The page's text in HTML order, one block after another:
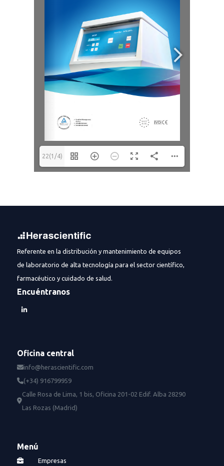
22(1/4)
Referente en la distribución y mantenimiento de equipos
de laboratorio de alta tecnología para el sector científico,
farmacéutico y cuidado de salud.
Encuéntranos
Oficina central
info@herascientific.com
(+34) 916799959
Calle Rosa de Lima, 1 bis, Oficina 201-02 Edif. Alba 28290
Las Rozas (Madrid)
Menú
Empresas